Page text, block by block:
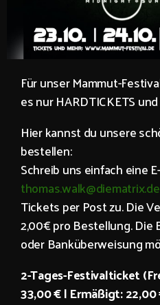
Für unser Mammut-
es nur HARDTICKETS und
Hier kannst du unsere
bestellen:
Schreib uns einfach eine
thomas.walk@diematrix.de
Tickets per Post zu. Die
2,00€ pro Bestellung. Die
oder Banküberweisung
2-Tages-Festivalticket
33,00 € | Ermäßigt: